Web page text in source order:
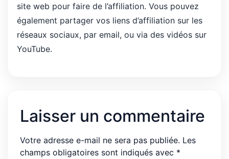
site web pour faire de l’affiliation. Vous pouvez
également partager vos liens d’affiliation sur les
réseaux sociaux, par email, ou via des vidéos sur
YouTube.
Laisser un commentaire
Votre adresse e-mail ne sera pas publiée. Les
champs obligatoires sont indiqués avec *